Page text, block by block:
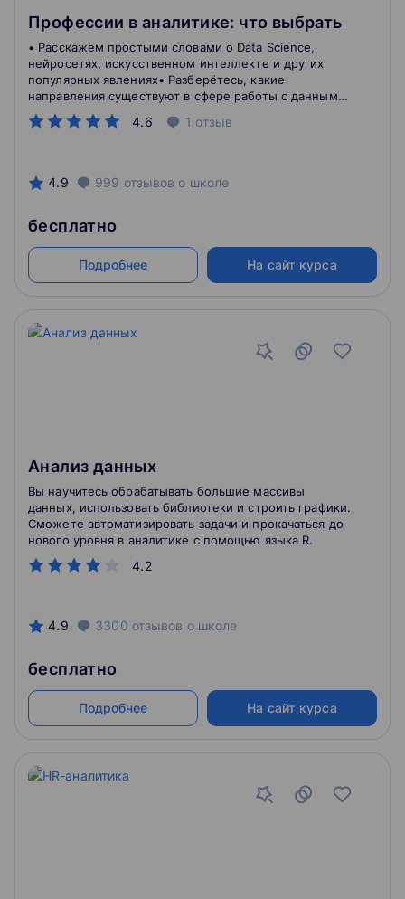
Профессии в аналитике: что выбрать
4.6 1 отзыв
• Расскажем простыми словами о Data Science,
нейросетях, искусственном интеллекте и других
популярных явлениях• Разберётесь, какие
направления существуют в сфере работы с данными,
и поработаете с инструментами аналитики на
практике • Получите пошаговый гайд и узнаете, что
4.9 999 отзывов о школе
бесплатно
Подробнее На сайт курса
Анализ данных
4.2
Вы научитесь обрабатывать большие массивы
данных, использовать библиотеки и строить графики.
Сможете автоматизировать задачи и прокачаться до
нового уровня в аналитике с помощью языка R.
4.9 3300 отзывов о школе
бесплатно
Подробнее На сайт курса